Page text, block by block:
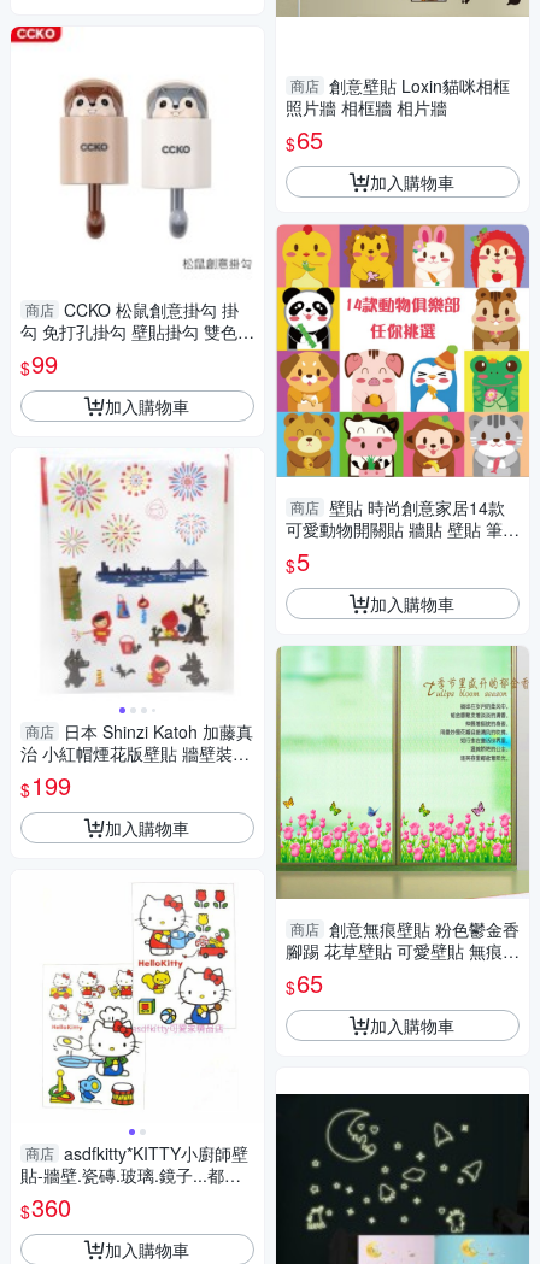
商店 CCKO 松鼠創意掛勾 掛
勾 免打孔掛勾 壁貼掛勾 雙色任
選
$99
加入購物車
商店 日本 Shinzi Katoh 加藤真
治 小紅帽煙花版壁貼 牆壁裝飾
貼 瓷磚裝飾貼 玻璃裝飾貼 鏡子
裝飾貼-正版
$199
加入購物車
商店 asdfkitty*KITTY小廚師壁
貼-牆壁.瓷磚.玻璃.鏡子...都可
貼-日本正版商品
$360
加入購物車
商店 創意壁貼 Loxin貓咪相框
照片牆 相框牆 相片牆
$65
加入購物車
商店 壁貼 時尚創意家居14款
可愛動物開關貼 牆貼 壁貼 筆電
貼 冰箱貼 (單張) Loxin
$5
加入購物車
商店 創意無痕壁貼 粉色鬱金香
腳踢 花草壁貼 可愛壁貼 無痕壁
貼 牆貼 壁紙 背景貼
$65
加入購物車